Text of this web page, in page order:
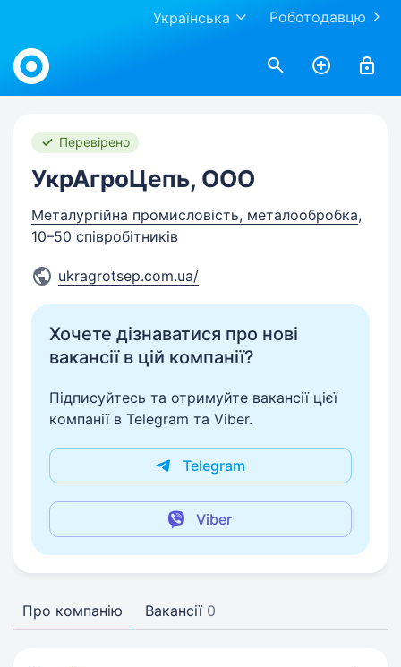
Роботодавцю
Українська
Work.ua
Перевірено
УкрАгроЦепь, ООО
Металургійна промисловість, металообробка,
10–50 співробітників
ukragrotsep.com.ua/
Хочете дізнаватися про нові
вакансії в цій компанії?
Підписуйтесь та отримуйте вакансії цієї
компанії в Telegram та Viber.
Telegram
Viber
Про компанію Вакансії 0